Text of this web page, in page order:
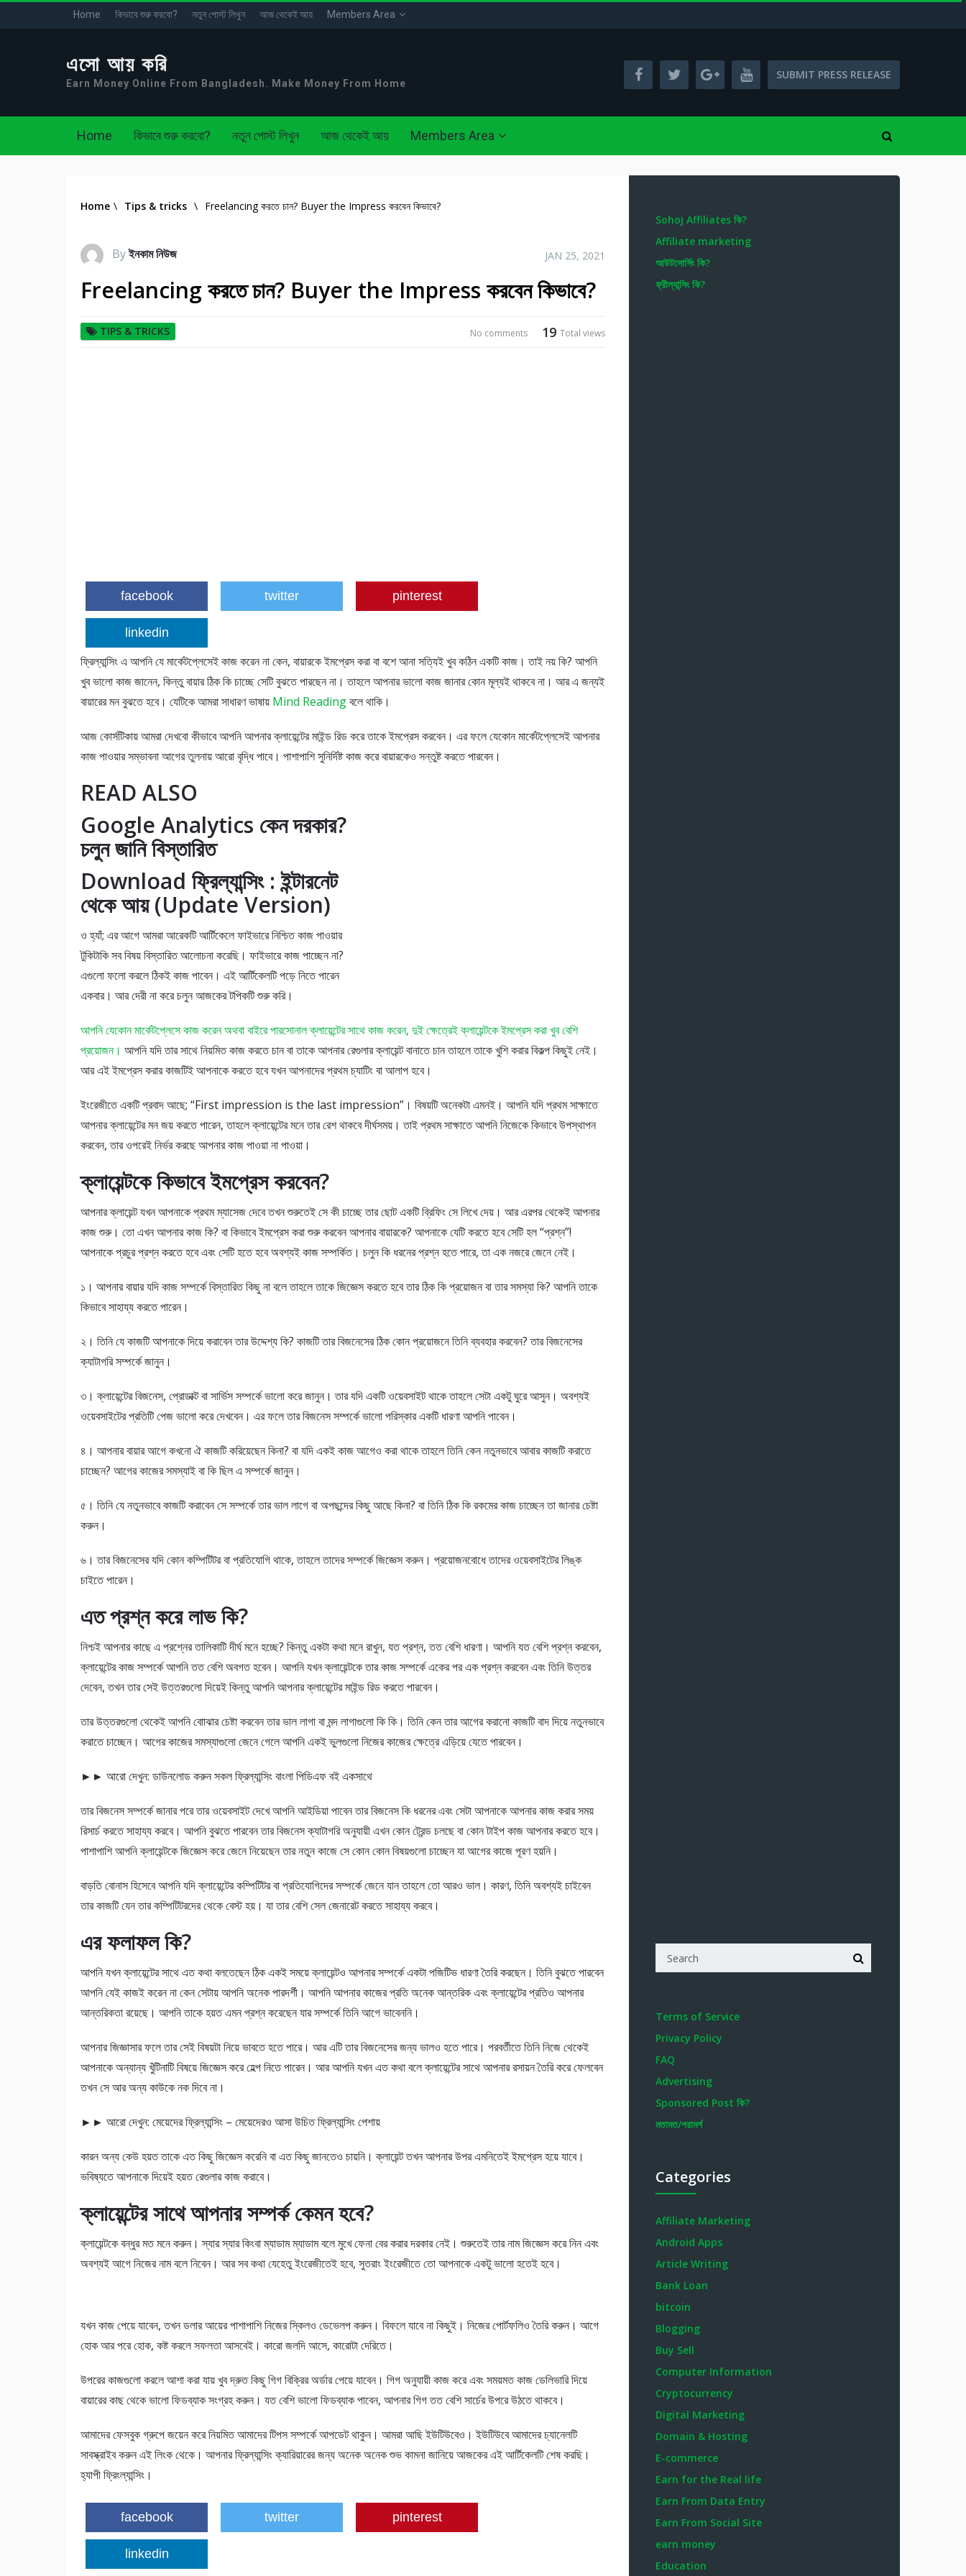
Home কিভাবে শুরু করবো? নতুন পোস্ট লিখুন আজ থেকেই আয় Members Area
এসো আয় করি
Earn Money Online From Bangladesh. Make Money From Home
SUBMIT PRESS RELEASE
Home কিভাবে শুরু করবো? নতুন পোস্ট লিখুন আজ থেকেই আয় Members Area
Home \ Tips & tricks \ Freelancing করতে চান? Buyer the Impress করবেন কিভাবে?
Byইনকাম নিউজ JAN 25, 2021
Freelancing করতে চান? Buyer the Impress করবেন কিভাবে?
TIPS & TRICKS 19 Total views
No comments
facebook twitter pinterest
linkedin
ফ্রিল্যান্সিং এ আপনি যে মার্কেটপ্লেসেই কাজ করেন না কেন, বায়ারকে ইমপ্রেস করা বা বশে আনা সত্যিই খুব কঠিন একটি কাজ। তাই নয় কি? আপনি
খুব ভালো কাজ জানেন, কিন্তু বায়ার ঠিক কি চাচ্ছে সেটি বুঝতে পারছেন না। তাহলে আপনার ভালো কাজ জানার কোন মূল্যই থাকবে না। আর এ জন্যই
বায়ারের মন বুঝতে হবে। যেটিকে আমরা সাধারণ ভাষায় Mind Readingবলে থাকি।
আজ কোর্সটিকায় আমরা দেখবো কীভাবে আপনি আপনার ক্লায়েন্টের মাইন্ড রিড করে তাকে ইমপ্রেস করবেন। এর ফলে যেকোন মার্কেটপ্লেসেই আপনার
কাজ পাওয়ার সম্ভাবনা আগের তুলনায় আরো বৃদ্ধি পাবে। পাশাপাশি সুনির্দিষ্ট কাজ করে বায়ারকেও সন্তুষ্ট করতে পারবেন।
READ ALSO
Google Analytics কেন দরকার?
চলুন জানি বিস্তারিত
Download ফ্রিল্যান্সিং : ইন্টারনেট
থেকে আয় (Update Version)
ও হ্যাঁ; এর আগে আমরা আরেকটি আর্টিকেলে ফাইভারে নিশ্চিত কাজ পাওয়ার
টুকিটাকি সব বিষয় বিস্তারিত আলোচনা করেছি। ফাইভারে কাজ পাচ্ছেন না?
এগুলো ফলো করলে ঠিকই কাজ পাবেন। এই আর্টিকেলটি পড়ে নিতে পারেন
একবার। আর দেরী না করে চলুন আজকের টপিকটি শুরু করি।
আপনি যেকোন মার্কেটপ্লেসে কাজ করেন অথবা বাইরে পারসোনাল ক্লায়েন্টের সাথে কাজ করেন, দুই ক্ষেত্রেই ক্লায়েন্টকে ইমপ্রেস করা খুব বেশি
প্রয়োজন। আপনি যদি তার সাথে নিয়মিত কাজ করতে চান বা তাকে আপনার রেগুলার ক্লায়েন্ট বানাতে চান তাহলে তাকে খুশি করার বিকল্প কিছুই নেই।
আর এই ইমপ্রেস করার কাজটিই আপনাকে করতে হবে যখন আপনাদের প্রথম চ্যাটিং বা আলাপ হবে।
ইংরেজীতে একটি প্রবাদ আছে; “First impression is the last impression”। বিষয়টি অনেকটা এমনই। আপনি যদি প্রথম সাক্ষাতে
আপনার ক্লায়েন্টের মন জয় করতে পারেন, তাহলে ক্লায়েন্টের মনে তার রেশ থাকবে দীর্ঘসময়। তাই প্রথম সাক্ষাতে আপনি নিজেকে কিভাবে উপস্থাপন
করবেন, তার ওপরেই নির্ভর করছে আপনার কাজ পাওয়া না পাওয়া।
ক্লায়েন্টকে কিভাবে ইমপ্রেস করবেন?
আপনার ক্লায়েন্ট যখন আপনাকে প্রথম ম্যাসেজ দেবে তখন শুরুতেই সে কী চাচ্ছে তার ছোট একটি ব্রিফিং সে লিখে দেয়। আর এরপর থেকেই আপনার
কাজ শুরু। তো এখন আপনার কাজ কি? বা কিভাবে ইমপ্রেস করা শুরু করবেন আপনার বায়ারকে? আপনাকে যেটি করতে হবে সেটি হল “প্রশ্ন”!
আপনাকে প্রচুর প্রশ্ন করতে হবে এবং সেটি হতে হবে অবশ্যই কাজ সম্পর্কিত। চলুন কি ধরনের প্রশ্ন হতে পারে, তা এক নজরে জেনে নেই।
১। আপনার বায়ার যদি কাজ সম্পর্কে বিস্তারিত কিছু না বলে তাহলে তাকে জিজ্ঞেস করতে হবে তার ঠিক কি প্রয়োজন বা তার সমস্যা কি? আপনি তাকে
কিভাবে সাহায্য করতে পারেন।
২। তিনি যে কাজটি আপনাকে দিয়ে করাবেন তার উদ্দেশ্য কি? কাজটি তার বিজনেসের ঠিক কোন প্রয়োজনে তিনি ব্যবহার করবেন? তার বিজনেসের
ক্যাটাগরি সম্পর্কে জানুন।
৩। ক্লায়েন্টের বিজনেস, প্রোডাক্ট বা সার্ভিস সম্পর্কে ভালো করে জানুন। তার যদি একটি ওয়েবসাইট থাকে তাহলে সেটা একটু ঘুরে আসুন। অবশ্যই
ওয়েবসাইটের প্রতিটি পেজ ভালো করে দেখবেন। এর ফলে তার বিজনেস সম্পর্কে ভালো পরিস্কার একটি ধারণা আপনি পাবেন।
৪। আপনার বায়ার আগে কখনো ঐ কাজটি করিয়েছেন কিনা? বা যদি একই কাজ আগেও করা থাকে তাহলে তিনি কেন নতুনভাবে আবার কাজটি করাতে
চাচ্ছেন? আগের কাজের সমস্যাই বা কি ছিল এ সম্পর্কে জানুন।
৫। তিনি যে নতুনভাবে কাজটি করাবেন সে সম্পর্কে তার ভাল লাগে বা অপছন্দের কিছু আছে কিনা? বা তিনি ঠিক কি রকমের কাজ চাচ্ছেন তা জানার চেষ্টা
করুন।
৬। তার বিজনেসের যদি কোন কম্পিটিটর বা প্রতিযোগি থাকে, তাহলে তাদের সম্পর্কে জিজ্ঞেস করুন। প্রয়োজনবোধে তাদের ওয়েবসাইটের লিঙ্ক
চাইতে পারেন।
এত প্রশ্ন করে লাভ কি?
নিশ্চই আপনার কাছে এ প্রশ্নের তালিকাটি দীর্ঘ মনে হচ্ছে? কিন্তু একটা কথা মনে রাখুন, যত প্রশ্ন, তত বেশি ধারণা। আপনি যত বেশি প্রশ্ন করবেন,
ক্লায়েন্টের কাজ সম্পর্কে আপনি তত বেশি অবগত হবেন। আপনি যখন ক্লায়েন্টকে তার কাজ সম্পর্কে একের পর এক প্রশ্ন করবেন এবং তিনি উত্তর
দেবেন, তখন তার সেই উত্তরগুলো দিয়েই কিন্তু আপনি আপনার ক্লায়েন্টের মাইন্ড রিড করতে পারবেন।
তার উত্তরগুলো থেকেই আপনি বোাঝার চেষ্টা করবেন তার ভাল লাগা বা মন্দ লাগাগুলো কি কি। তিনি কেন তার আগের করানো কাজটি বাদ দিয়ে নতুনভাবে
করাতে চাচ্ছেন। আগের কাজের সমস্যাগুলো জেনে গেলে আপনি একই ভুলগুলো নিজের কাজের ক্ষেত্রে এড়িয়ে যেতে পারবেন।
►► আরো দেখুন: ডাউনলোড করুন সকল ফ্রিল্যান্সিং বাংলা পিডিএফ বই একসাথে
তার বিজনেস সম্পর্কে জানার পরে তার ওয়েবসাইট দেখে আপনি আইডিয়া পাবেন তার বিজনেস কি ধরনের এবং সেটা আপনাকে আপনার কাজ করার সময়
রিসার্চ করতে সাহায্য করবে। আপনি বুঝতে পারবেন তার বিজনেস ক্যাটাগরি অনুযায়ী এখন কোন ট্রেন্ড চলছে বা কোন টাইপ কাজ আপনার করতে হবে।
পাশাপাশি আপনি ক্লায়েন্টকে জিজ্ঞেস করে জেনে নিয়েছেন তার নতুন কাজে সে কোন কোন বিষয়গুলো চাচ্ছেন যা আগের কাজে পূরণ হয়নি।
বাড়তি বোনাস হিসেবে আপনি যদি ক্লায়েন্টের কম্পিটিটর বা প্রতিযোগিদের সম্পর্কে জেনে যান তাহলে তো আরও ভাল। কারণ, তিনি অবশ্যই চাইবেন
তার কাজটি যেন তার কম্পিটিটরদের থেকে বেস্ট হয়। যা তার বেশি সেল জেনারেট করতে সাহায্য করবে।
এর ফলাফল কি?
আপনি যখন ক্লায়েন্টের সাথে এত কথা বলতেছেন ঠিক একই সময়ে ক্লায়েন্টও আপনার সম্পর্কে একটা পজিটিভ ধারণা তৈরি করছেন। তিনি বুঝতে পারবেন
আপনি যেই কাজই করেন না কেন সেটায় আপনি অনেক পারদর্শী। আপনি আপনার কাজের প্রতি অনেক আন্তরিক এবং ক্লায়েন্টের প্রতিও আপনার
আন্তরিকতা রয়েছে। আপনি তাকে হয়ত এমন প্রশ্ন করেছেন যার সম্পর্কে তিনি আগে ভাবেননি।
আপনার জিজ্ঞাসার ফলে তার সেই বিষয়টা নিয়ে ভাবতে হতে পারে। আর এটি তার বিজনেসের জন্য ভালও হতে পারে। পরবর্তীতে তিনি নিজে থেকেই
আপনাকে অন্যান্য খুঁটিনাটি বিষয়ে জিজ্ঞেস করে হেল্প নিতে পারেন। আর আপনি যখন এত কথা বলে ক্লায়েন্টের সাথে আপনার রসায়ন তৈরি করে ফেলবেন
তখন সে আর অন্য কাউকে নক দিবে না।
►► আরো দেখুন: মেয়েদের ফ্রিল্যান্সিং – মেয়েদেরও আসা উচিত ফ্রিল্যান্সিং পেশায়
কারন অন্য কেউ হয়ত তাকে এত কিছু জিজ্ঞেস করেনি বা এত কিছু জানতেও চায়নি। ক্লায়েন্ট তখন আপনার উপর এমনিতেই ইমপ্রেস হয়ে যাবে।
ভবিষ্যতে আপনাকে দিয়েই হয়ত রেগুলার কাজ করাবে।
ক্লায়েন্টের সাথে আপনার সম্পর্ক কেমন হবে?
ক্লায়েন্টকে বন্ধুর মত মনে করুন। স্যার স্যার কিংবা ম্যাডাম ম্যাডাম বলে মুখে ফেনা বের করার দরকার নেই। শুরুতেই তার নাম জিজ্ঞেস করে নিন এবং
অবশ্যই আগে নিজের নাম বলে নিবেন। আর সব কথা যেহেতু ইংরেজীতেই হবে, সুতরাং ইংরেজীতে তো আপনাকে একটু ভালো হতেই হবে।
যখন কাজ পেয়ে যাবেন, তখন ডলার আয়ের পাশাপাশি নিজের স্কিলও ডেভেলপ করুন। বিফলে যাবে না কিছুই। নিজের পোর্টফলিও তৈরি করুন। আগে
হোক আর পরে হোক, কষ্ট করলে সফলতা আসবেই। কারো জলদি আসে, কারোটা দেরিতে।
উপরের কাজগুলো করলে আশা করা যায় খুব দ্রুত কিছু গিগ বিক্রির অর্ডার পেয়ে যাবেন। গিগ অনুযায়ী কাজ করে এবং সময়মত কাজ ডেলিভারি দিয়ে
বায়ারের কাছ থেকে ভালো ফিডব্যাক সংগ্রহ করুন। যত বেশি ভালো ফিডব্যাক পাবেন, আপনার গিগ তত বেশি সার্চের উপরে উঠতে থাকবে।
আমাদের ফেসবুক গ্রুপে জয়েন করে নিয়মিত আমাদের টিপস সম্পর্কে আপডেট থাকুন। আমরা আছি ইউটিউবেও। ইউটিউবে আমাদের চ্যানেলটি
সাবস্ক্রাইব করুন এই লিংক থেকে। আপনার ফ্রিল্যান্সিং ক্যারিয়ারের জন্য অনেক অনেক শুভ কামনা জানিয়ে আজকের এই আর্টিকেলটি শেষ করছি।
হ্যাপী ফ্রিংল্যান্সিং।
facebook twitter pinterest
linkedin
Sohoj Affiliates কি?
Affiliate marketing
আউটসোর্সিং কি?
ফ্রীল্যান্সিং কি?
Terms of Service
Privacy Policy
FAQ
Advertising
Sponsored Post কি?
মতামত/পরামর্শ
Categories
Affiliate Marketing
Android Apps
Article Writing
Bank Loan
bitcoin
Blogging
Buy Sell
Computer Information
Cryptocurrency
Digital Marketing
Domain & Hosting
E-commerce
Earn for the Real life
Earn From Data Entry
Earn From Social Site
earn money
Education